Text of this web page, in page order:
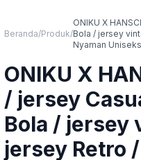
Beranda/Produk/
ONIKU X
Bola / jersey
Nyaman
ONIKU X
/ jersey
Bola / jersey
jersey Retro